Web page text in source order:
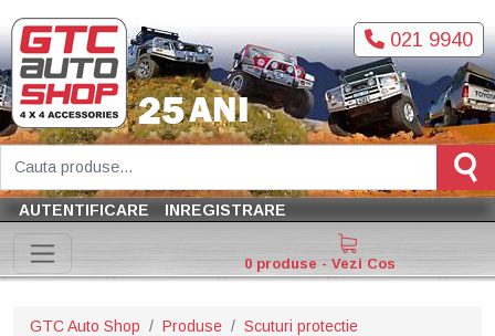
021 9940
AUTENTIFICARE INREGISTRARE
0 produse - Vezi Cos
GTC Auto Shop Produse
Scuturi protectie